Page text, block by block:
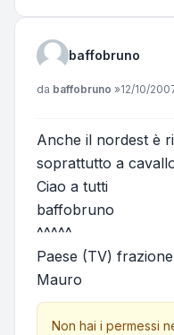
baffobruno
Messaggio
da baffobruno »12/10/
Anche il nordest è
soprattutto a
Ciao a tutti
baffobruno
^^^^^
Paese (TV)
Mauro
Non hai i permessi